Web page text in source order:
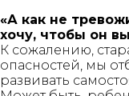
«А как не
хочу, чтобы он
К сожалению,
опасностей, мы
развивать